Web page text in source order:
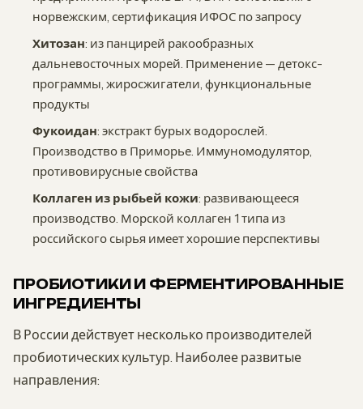
норвежским, сертификация ИФОС по запросу
Хитозан: из панцирей ракообразных
дальневосточных морей. Применение — детокс-
программы, жиросжигатели, функциональные
продукты
Фукоидан: экстракт бурых водорослей.
Производство в Приморье. Иммуномодулятор,
противовирусные свойства
Коллаген из рыбьей кожи: развивающееся
производство. Морской коллаген 1 типа из
российского сырья имеет хорошие перспективы
ПРОБИОТИКИ И ФЕРМЕНТИРОВАННЫЕ
ИНГРЕДИЕНТЫ
В России действует несколько производителей
пробиотических культур. Наиболее развитые
направления: